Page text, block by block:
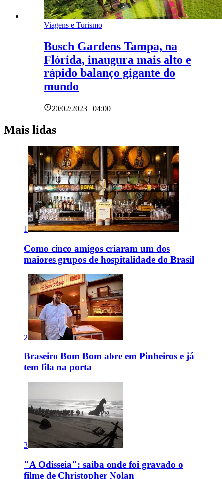
Viagens e Turismo
Busch Gardens Tampa, na
Flórida, inaugura mais alto e
rápido balanço gigante do
mundo
20/02/2023 | 04:00
Mais lidas
1
Como cinco amigos criaram um dos
maiores grupos de hospitalidade do Brasil
2
Braseiro Bom Bom abre em Pinheiros e já
tem fila na porta
3
"A Odisseia": saiba onde foi gravado o
filme de Christopher Nolan